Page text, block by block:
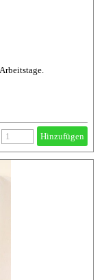
Hinzufügen